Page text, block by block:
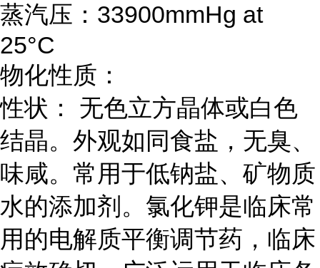
蒸汽压：33900mmHg at
25°C
物化性质：
性状： 无色立方晶体或白色
结晶。外观如同食盐，无臭、
味咸。常用于低钠盐、矿物质
水的添加剂。氯化钾是临床常
用的电解质平衡调节药，临床